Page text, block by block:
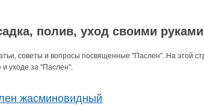
полив, уход своими руками
советы и вопросы посвященные "Паслен". На этой
уходе за "Паслен".
жасминовидный